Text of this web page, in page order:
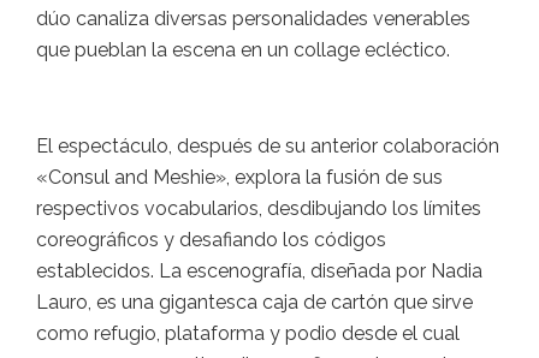
dúo canaliza diversas personalidades venerables
que pueblan la escena en un collage ecléctico.
El espectáculo, después de su anterior colaboración
«Consul and Meshie», explora la fusión de sus
respectivos vocabularios, desdibujando los límites
coreográficos y desafiando los códigos
establecidos. La escenografía, diseñada por Nadia
Lauro, es una gigantesca caja de cartón que sirve
como refugio, plataforma y podio desde el cual